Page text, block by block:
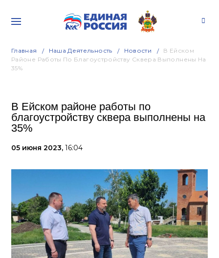
Главная Наша Деятельность Новости
В Ейском
Районе Работы По Благоустройству Сквера Выполнены На
35%
В Ейском районе работы по
благоустройству сквера выполнены на
35%
05 июня 2023, 16:04